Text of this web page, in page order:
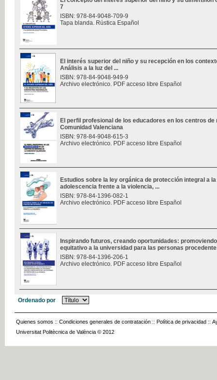
7
ISBN: 978-84-9048-709-9
Tapa blanda. Rústica Español
El interés superior del niño y su recepción en los
Análisis a la luz del ...
ISBN: 978-84-9048-949-9
Archivo electrónico. PDF acceso libre Español
El perfil profesional de los educadores en los centros de
Comunidad Valenciana
ISBN: 978-84-9048-615-3
Archivo electrónico. PDF acceso libre Español
Estudios sobre la ley orgánica de protección integral a
adolescencia frente a la violencia, ...
ISBN: 978-84-1396-082-1
Archivo electrónico. PDF acceso libre Español
Inspirando futuros, creando oportunidades:
equitativo a la universidad para las personas
ISBN: 978-84-1396-206-1
Archivo electrónico. PDF acceso libre Español
Ordenado por
Quienes somos :: Condiciones generales de contratación :: Política de privacidad ::
Universitat Politècnica de València © 2012